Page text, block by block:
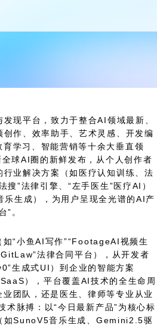
现平台，致力于整合AI领域最新、
作、效率助手、艺术灵感、开发编
学习、智能营销等十余大垂直领
球AI圈的新鲜发布，从个人创作者
业解决方案（如医疗认知训练、法
”法律引擎、“左手医生”医疗AI）
生成），为用户呈现全光谱的AI产
”。
“小鱼AI写作”“FootageAI视频生
法律合同平台），从开发者
生成式UI）到企业的智能方案
），平台覆盖AI技术的全生命周
团队，还是医生、律师等专业从业
脉搏：以“今日最新产品”为核心标
如SunoV5音乐生成、Gemini2.5驱